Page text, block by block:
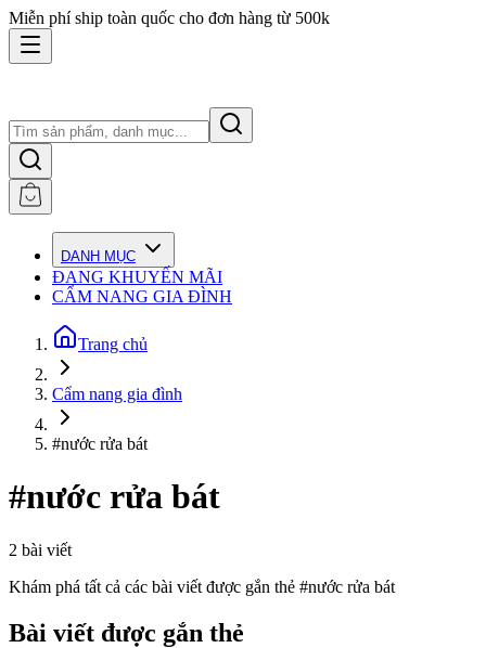
Miễn phí ship toàn quốc cho đơn hàng từ 500k
DANH MỤC
ĐANG KHUYẾN MÃI
CẨM NANG GIA ĐÌNH
Trang chủ
Cẩm nang gia đình
#nước rửa bát
#nước rửa bát
2 bài viết
Khám phá tất cả các bài viết được gắn thẻ #nước rửa bát
Bài viết được gắn thẻ